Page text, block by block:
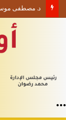
د. مصطفى موسى يكتب